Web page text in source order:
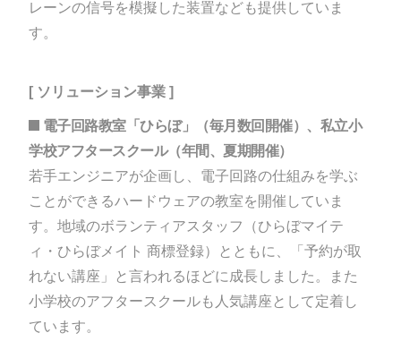
レーンの信号を模擬した装置なども提供していま
す。
[ ソリューション事業 ]
電子回路教室「ひらぼ」（毎月数回開催）、私立小
学校アフタースクール（年間、夏期開催）
若手エンジニアが企画し、電子回路の仕組みを学ぶ
ことができるハードウェアの教室を開催していま
す。地域のボランティアスタッフ（ひらぼマイテ
ィ・ひらぼメイト 商標登録）とともに、「予約が取
れない講座」と言われるほどに成長しました。また
小学校のアフタースクールも人気講座として定着し
ています。